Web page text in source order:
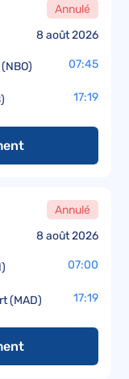
8 août 2026
Annulé
07:45
17:19
8 août 2026
Annulé
07:00
(MAD) 17:19